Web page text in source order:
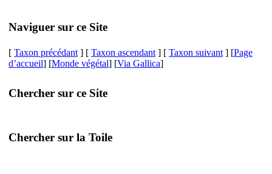
Naviguer sur ce Site
[ Taxon précédant ] [ Taxon ascendant ] [ Taxon suivant ] [Page
d’accueil] [Monde végétal] [Via Gallica]
Chercher sur ce Site
Chercher sur la Toile